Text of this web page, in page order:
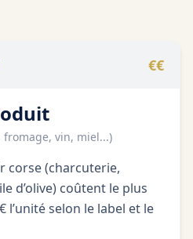
€€
vin, miel...)
corse (charcuterie,
d’olive) coûtent le plus
l’unité selon le label et le